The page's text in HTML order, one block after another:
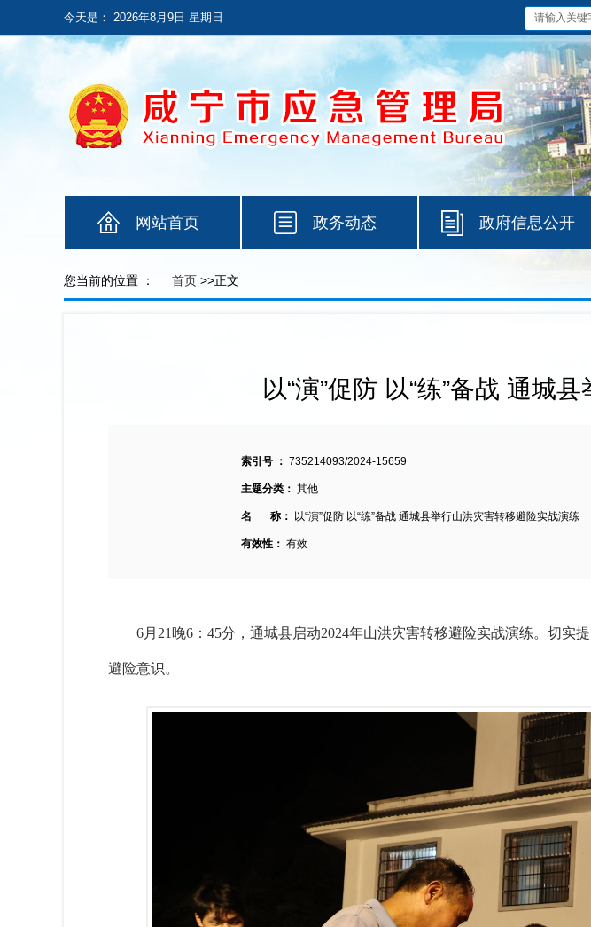
今天是： 2026年8月9日 星期日
网站首页 政务动态 政府信息公开
您当前的位置 ： 首页 >>正文
以“演”促防 以“练”备战 通城
索引号 ： 735214093/2024-15659
主题分类： 其他
名 称： 以“演”促防 以“练”备战 通城县举行山洪灾害转移避险实战演练
有效性： 有效
6月21晚6：45分，通城县启动2024年山洪灾害转移避险实战演练。切
避险意识。